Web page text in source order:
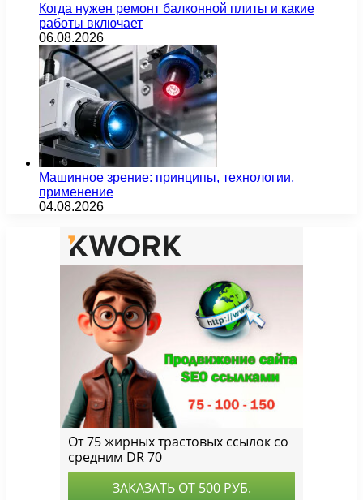
Когда нужен ремонт балконной плиты и какие
работы включает
06.08.2026
Машинное зрение: принципы, технологии,
применение
04.08.2026